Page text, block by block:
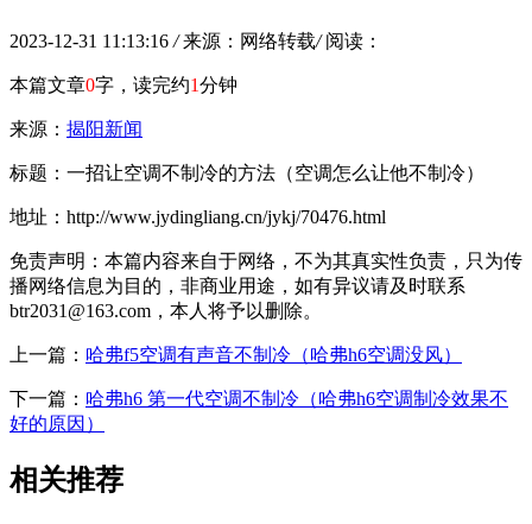
2023-12-31 11:13:16 / 来源：网络转载/ 阅读：
本篇文章0字，读完约1分钟
来源： 揭阳新闻
标题：一招让空调不制冷的方法（空调怎么让他不制冷）
地址：http://www.jydingliang.cn/jykj/70476.html
免责声明：本篇内容来自于网络，不为其真实性负责，只为传
播网络信息为目的，非商业用途，如有异议请及时联系
btr2031@163.com，本人将予以删除。
上一篇： 哈弗f5空调有声音不制冷（哈弗h6空调没风）
下一篇： 哈弗h6 第一代空调不制冷（哈弗h6空调制冷效果不
好的原因）
相关推荐